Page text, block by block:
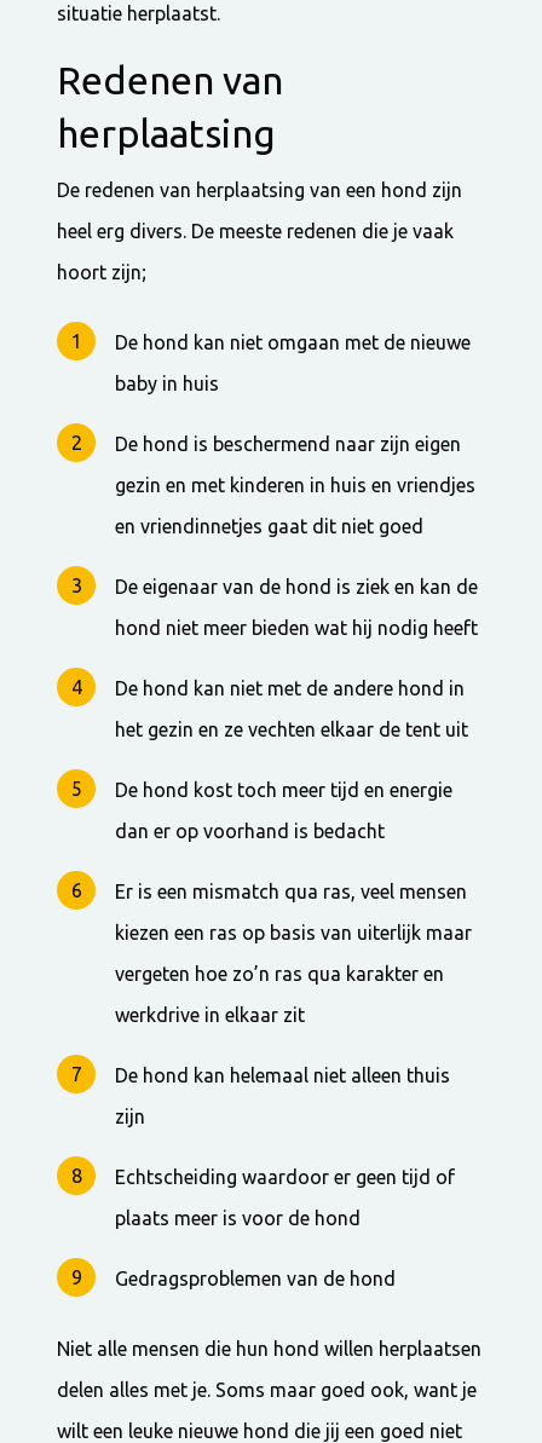
situatie herplaatst.
Redenen van
herplaatsing
De redenen van herplaatsing van een hond zijn
heel erg divers. De meeste redenen die je vaak
hoort zijn;
De hond kan niet omgaan met de nieuwe
baby in huis
De hond is beschermend naar zijn eigen
gezin en met kinderen in huis en vriendjes
en vriendinnetjes gaat dit niet goed
De eigenaar van de hond is ziek en kan de
hond niet meer bieden wat hij nodig heeft
De hond kan niet met de andere hond in
het gezin en ze vechten elkaar de tent uit
De hond kost toch meer tijd en energie
dan er op voorhand is bedacht
Er is een mismatch qua ras, veel mensen
kiezen een ras op basis van uiterlijk maar
vergeten hoe zo’n ras qua karakter en
werkdrive in elkaar zit
De hond kan helemaal niet alleen thuis
zijn
Echtscheiding waardoor er geen tijd of
plaats meer is voor de hond
Gedragsproblemen van de hond
Niet alle mensen die hun hond willen herplaatsen
delen alles met je. Soms maar goed ook, want je
wilt een leuke nieuwe hond die jij een goed niet